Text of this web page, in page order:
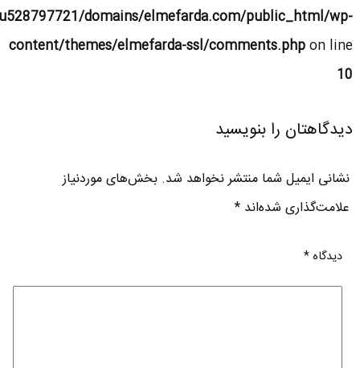
domains/elmefarda.com/public_html/wp-
content/themes/elmefarda-ssl/comments.phpon line
10
دیدگاهتان را بنویسید
نشانی ایمیل شما منتشر نخواهد شد. بخش‌های موردنیاز
علامت‌گذاری شده‌اند*
دیدگاه*